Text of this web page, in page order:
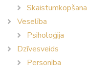
Skaistumkopšana
Veselība
Psiholoģija
Dzīvesveids
Personība